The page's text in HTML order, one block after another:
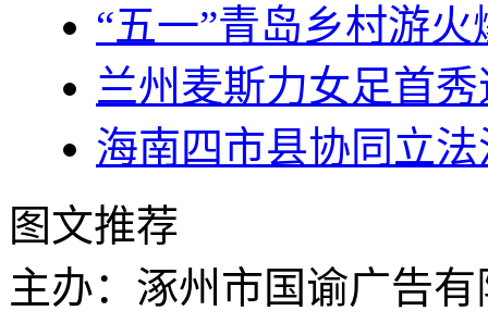
“五一”青岛乡村游火
兰州麦斯力女足首
海南四市县协同立
图文推荐
主办：涿州市国谕广告